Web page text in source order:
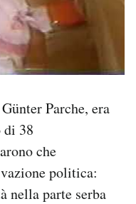
Parche, era
di 38
che
politica:
nella parte serba